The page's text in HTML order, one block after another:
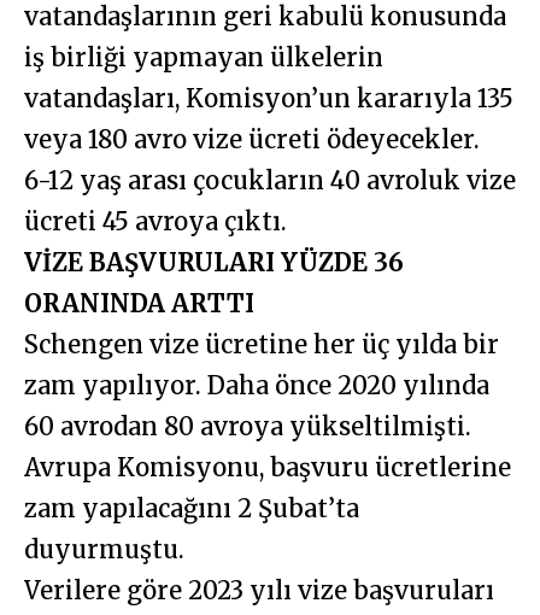
vatandaşlarının geri kabulü konusunda
iş birliği yapmayan ülkelerin
vatandaşları, Komisyon’un kararıyla 135
veya 180 avro vize ücreti ödeyecekler.
6-12 yaş arası çocukların 40 avroluk vize
ücreti 45 avroya çıktı.
VİZE BAŞVURULARI YÜZDE 36
ORANINDA ARTTI
Schengen vize ücretine her üç yılda bir
zam yapılıyor. Daha önce 2020 yılında
60 avrodan 80 avroya yükseltilmişti.
Avrupa Komisyonu, başvuru ücretlerine
zam yapılacağını 2 Şubat’ta
duyurmuştu.
Verilere göre 2023 yılı vize başvuruları